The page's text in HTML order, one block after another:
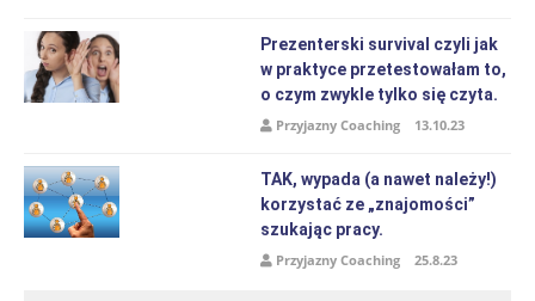
Prezenterski survival czyli jak
w praktyce przetestowałam to,
o czym zwykle tylko się czyta.
Przyjazny Coaching 13.10.23
TAK, wypada (a nawet należy!)
korzystać ze „znajomości”
szukając pracy.
Przyjazny Coaching 25.8.23